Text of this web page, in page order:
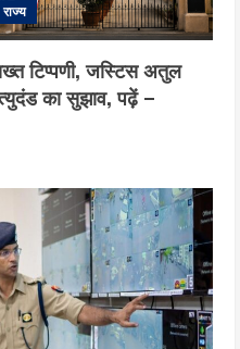
राज्य
टिप्पणी, जस्टिस अतुल
का सुझाव, पढ़ें –